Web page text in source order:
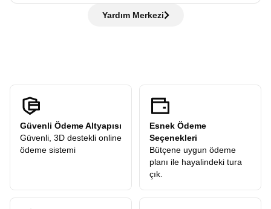
de hiç sorun değil rehberlerimiz her adımda yanınızda!
şehir turu gerçekleştirilir. Tarihi yerleri gezer, rehberimizden
“tüm ekstra turlar
anlayışıyla hareket eder ve sizden
Yardım Merkezi
Güvenli Ödeme Altyapısı
Güvenli, 3D destekli online
ödeme sistemi
Esnek Ödeme
Seçenekleri
Bütçene uygun ödeme
planı ile hayalindeki tura
çık.